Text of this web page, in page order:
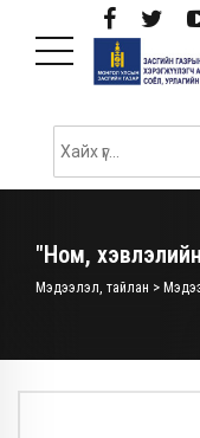
"Ном, хэвлэлийн
Мэдээлэл, тайлан >